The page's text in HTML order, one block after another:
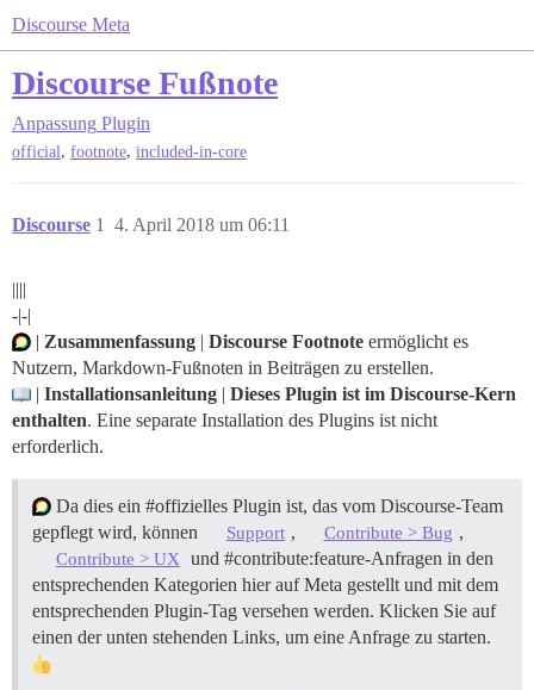
Discourse Meta
Discourse Fußnote
Anpassung Plugin
official, footnote, included-in-core
Discourse 4. April 2018 um 06:11
1
||||
-|-|
| Zusammenfassung | Discourse Footnote ermöglicht es
Nutzern, Markdown-Fußnoten in Beiträgen zu erstellen.
| Installationsanleitung | Dieses Plugin ist im Discourse-Kern
enthalten. Eine separate Installation des Plugins ist nicht
erforderlich.
Da dies ein #offizielles Plugin ist, das vom Discourse-Team
gepflegt wird, können
Support , Contribute > Bug ,
Contribute > UX und #contribute:feature-Anfragen in den
entsprechenden Kategorien hier auf Meta gestellt und mit dem
entsprechenden Plugin-Tag versehen werden. Klicken Sie auf
einen der unten stehenden Links, um eine Anfrage zu starten.